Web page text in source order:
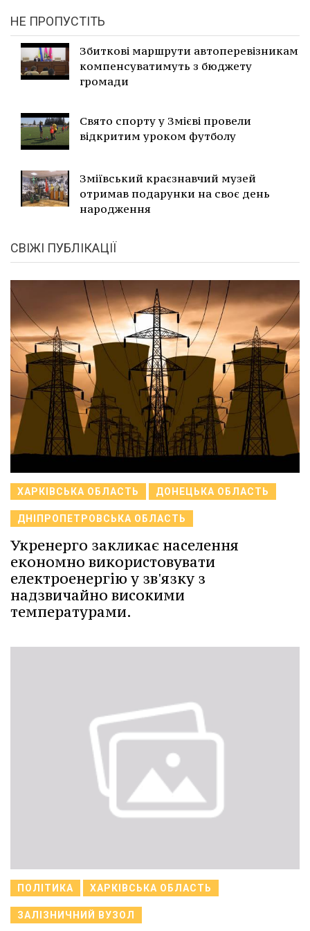
НЕ ПРОПУСТІТЬ
Збиткові маршрути автоперевізникам
компенсуватимуть з бюджету
громади
Свято спорту у Змієві провели
відкритим уроком футболу
Зміївський краєзнавчий музей
отримав подарунки на своє день
народження
СВІЖІ ПУБЛІКАЦІЇ
ХАРКІВСЬКА ОБЛАСТЬ ДОНЕЦЬКА ОБЛАСТЬ
ДНІПРОПЕТРОВСЬКА ОБЛАСТЬ
Укренерго закликає населення
економно використовувати
електроенергію у зв'язку з
надзвичайно високими
температурами.
ПОЛІТИКА ХАРКІВСЬКА ОБЛАСТЬ
ЗАЛІЗНИЧНИЙ ВУЗОЛ